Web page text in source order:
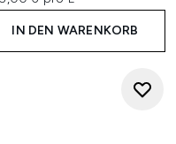
IN DEN WARENKORB